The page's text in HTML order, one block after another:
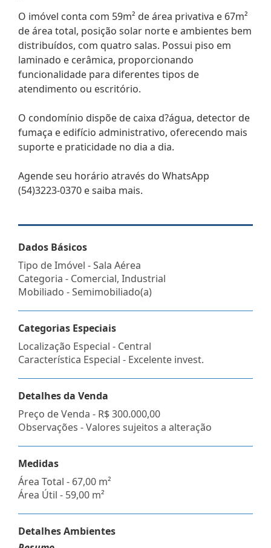
O imóvel conta com 59m² de área privativa e 67m²
de área total, posição solar norte e ambientes bem
distribuídos, com quatro salas. Possui piso em
laminado e cerâmica, proporcionando
funcionalidade para diferentes tipos de
atendimento ou escritório.
O condomínio dispõe de caixa d?água, detector de
fumaça e edifício administrativo, oferecendo mais
suporte e praticidade no dia a dia.
Agende seu horário através do WhatsApp
(54)3223-0370 e saiba mais.
Dados Básicos
Tipo de Imóvel - Sala Aérea
Categoria - Comercial, Industrial
Mobiliado - Semimobiliado(a)
Categorias Especiais
Localização Especial - Central
Característica Especial - Excelente invest.
Detalhes da Venda
Preço de Venda - R$ 300.000,00
Observações - Valores sujeitos a alteração
Medidas
Área Total - 67,00 m²
Área Útil - 59,00 m²
Detalhes Ambientes